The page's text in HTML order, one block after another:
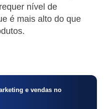
nível de
é mais alto do que
e vendas no